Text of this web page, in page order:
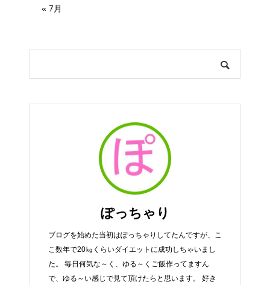
« 7月
ぽっちゃり
ブログを始めた当初はぽっちゃりしてたんですが、こ
こ数年で20㎏くらいダイエットに成功しちゃいまし
た。 毎日何気な～く、ゆる～くご飯作ってますん
で、ゆる～い感じで見て頂けたらと思います。 好き